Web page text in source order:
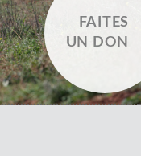
FAITES
UN DON